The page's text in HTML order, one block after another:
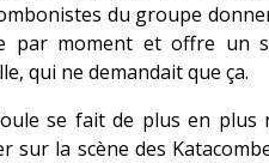
du groupe
par moment et offre un
qui ne demandait que ça.
se fait de plus en plus
sur la scène des